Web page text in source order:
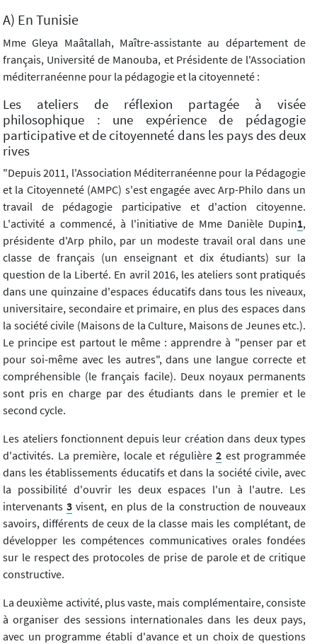
A) En Tunisie
Mme Gleya Maâtallah, Maître-assistante au département de
français, Université de Manouba, et Présidente de l'Association
méditerranéenne pour la pédagogie et la citoyenneté :
Les ateliers de réflexion partagée à visée
philosophique : une expérience de pédagogie
participative et de citoyenneté dans les pays des deux
rives
"Depuis 2011, l'Association Méditerranéenne pour la Pédagogie
et la Citoyenneté (AMPC) s'est engagée avec Arp-Philo dans un
travail de pédagogie participative et d'action citoyenne.
L'activité a commencé, à l'initiative de Mme Danièle Dupin1,
présidente d'Arp philo, par un modeste travail oral dans une
classe de français (un enseignant et dix étudiants) sur la
question de la Liberté. En avril 2016, les ateliers sont pratiqués
dans une quinzaine d'espaces éducatifs dans tous les niveaux,
universitaire, secondaire et primaire, en plus des espaces dans
la société civile (Maisons de la Culture, Maisons de Jeunes etc.).
Le principe est partout le même : apprendre à "penser par et
pour soi-même avec les autres", dans une langue correcte et
compréhensible (le français facile). Deux noyaux permanents
sont pris en charge par des étudiants dans le premier et le
second cycle.
Les ateliers fonctionnent depuis leur création dans deux types
d'activités. La première, locale et régulière 2 est programmée
dans les établissements éducatifs et dans la société civile, avec
la possibilité d'ouvrir les deux espaces l'un à l'autre. Les
intervenants3 visent, en plus de la construction de nouveaux
savoirs, différents de ceux de la classe mais les complétant, de
développer les compétences communicatives orales fondées
sur le respect des protocoles de prise de parole et de critique
constructive.
La deuxième activité, plus vaste, mais complémentaire, consiste
à organiser des sessions internationales dans les deux pays,
avec un programme établi d'avance et un choix de questions